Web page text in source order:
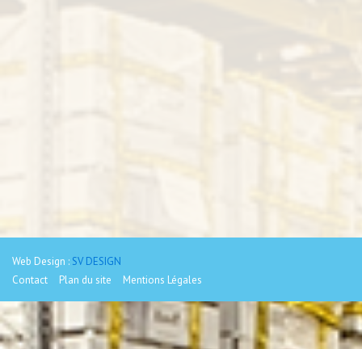
Web Design : SV DESIGN
Contact
Plan du site Mentions Légales